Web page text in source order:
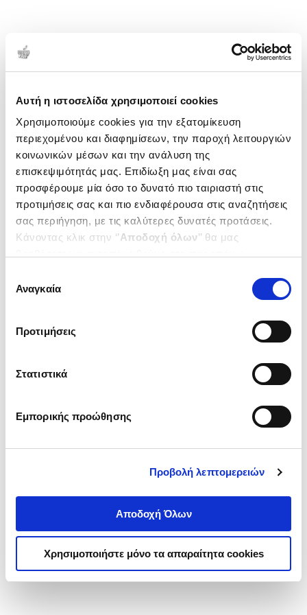
Αυτή η ιστοσελίδα χρησιμοποιεί cookies
Χρησιμοποιούμε cookies για την εξατομίκευση
περιεχομένου και διαφημίσεων, την παροχή λειτουργιών
κοινωνικών μέσων και την ανάλυση της
επισκεψιμότητάς μας. Επιδίωξη μας είναι σας
προσφέρουμε μία όσο το δυνατό πιο ταιριαστή στις
προτιμήσεις σας και πιο ενδιαφέρουσα στις αναζητήσεις
σας περιήγηση, με τις καλύτερες δυνατές προτάσεις.
Κάνοντας κλικ στην ‘’Αποδοχή όλων’’ θα μας
ενδιαφέρουν και να επιλέξετε από τα παρακάτω με την
΄΄και να ενημερωθείτε σχετικά με
συγκατάθεσης
Αναγκαία
Προτιμήσεις
Στατιστικά
Εμπορικής προώθησης
Προβολή λεπτομερειών
Αποδοχή Όλων
Χρησιμοποιήστε μόνο τα απαραίτητα cookies